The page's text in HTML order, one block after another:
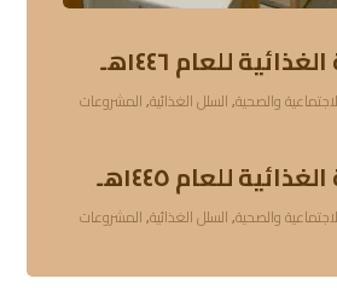
للعام ١٤٤٦هـ
والصحية,السلل الغذائية,المشروعات
للعام ١٤٤٥هـ
والصحية,السلل الغذائية,المشروعات